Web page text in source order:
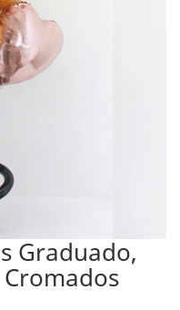
Graduado,